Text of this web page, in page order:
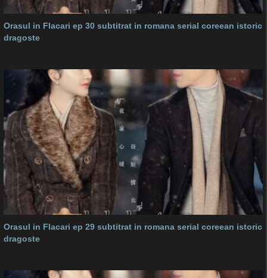
Orasul in Flacari ep 30 subtitrat in romana serial coreean istoric
dragoste
Orasul in Flacari ep 29 subtitrat in romana serial coreean istoric
dragoste